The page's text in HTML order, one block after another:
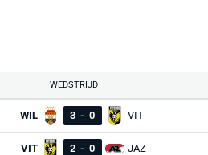
WEDSTRIJD
WIL 3 - 0 VIT
VIT 2 - 0 JAZ